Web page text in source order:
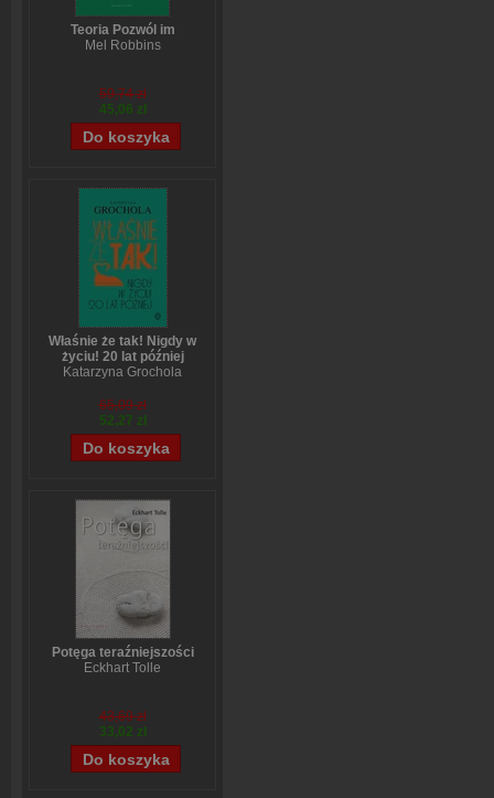
Teoria Pozwól im
Mel Robbins
59,74 zł
45,06 zł
Właśnie że tak! Nigdy w
życiu! 20 lat później
Katarzyna Grochola
65,09 zł
52,27 zł
Potęga teraźniejszości
Eckhart Tolle
43,69 zł
33,02 zł